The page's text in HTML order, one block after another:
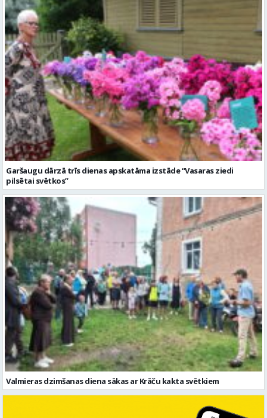
Garšaugu dārzā trīs dienas apskatāma izstāde “Vasaras ziedi
pilsētai svētkos”
Valmieras dzimšanas diena sākas ar Krāču kakta svētkiem